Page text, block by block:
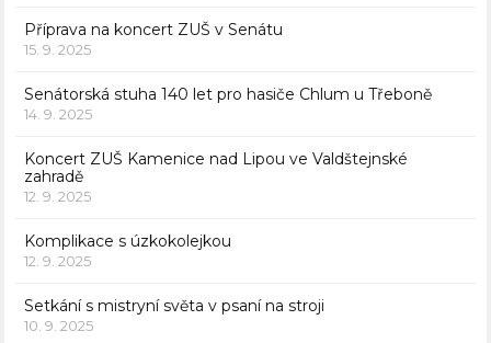
Příprava na koncert ZUŠ v Senátu
15. 9. 2025
Senátorská stuha 140 let pro hasiče Chlum u Třeboně
14. 9. 2025
Koncert ZUŠ Kamenice nad Lipou ve Valdštejnské
zahradě
12. 9. 2025
Komplikace s úzkokolejkou
12. 9. 2025
Setkání s mistryní světa v psaní na stroji
10. 9. 2025